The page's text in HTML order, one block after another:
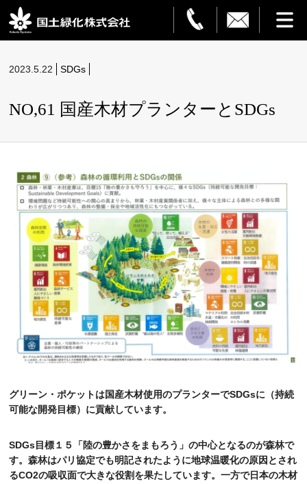
フラワーサービス
設置事例
ご利用ガイド
企業情報
グリーン・ポケット店舗一覧
採用情報
お知らせ
コラム
2023.5.22 SDGs
NO,61 国産木材プランターとSDGs
グリーン・ポケットは国産木材使用のプランターでSDGsに（持続
可能な開発目標）に貢献しています。
SDGs目標１５「陸の豊かさをまもろう」の中心となるのが森林で
す。森林はパリ協定でも明記されたように地球温暖化の原因とされ
るCO2の吸収面で大きな役割を果たしています。一方で日本の木材